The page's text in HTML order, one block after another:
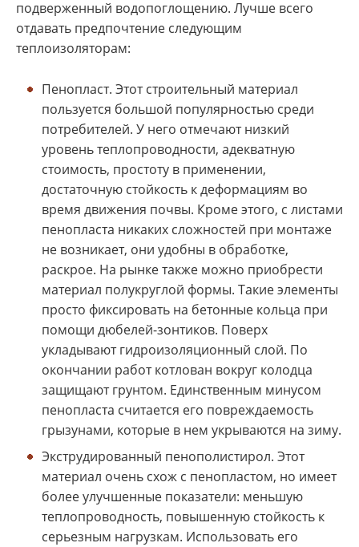
подверженный водопоглощению. Лучше всего
отдавать предпочтение следующим
теплоизоляторам:
Пенопласт. Этот строительный материал
пользуется большой популярностью среди
потребителей. У него отмечают низкий
уровень теплопроводности, адекватную
стоимость, простоту в применении,
достаточную стойкость к деформациям во
время движения почвы. Кроме этого, с листами
пенопласта никаких сложностей при монтаже
не возникает, они удобны в обработке,
раскрое. На рынке также можно приобрести
материал полукруглой формы. Такие элементы
просто фиксировать на бетонные кольца при
помощи дюбелей-зонтиков. Поверх
укладывают гидроизоляционный слой. По
окончании работ котлован вокруг колодца
защищают грунтом. Единственным минусом
пенопласта считается его повреждаемость
грызунами, которые в нем укрываются на зиму.
Экструдированный пенополистирол. Этот
материал очень схож с пенопластом, но имеет
более улучшенные показатели: меньшую
теплопроводность, повышенную стойкость к
серьезным нагрузкам. Использовать его